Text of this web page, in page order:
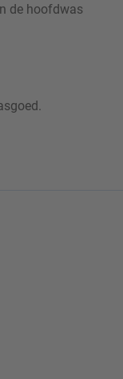
de hoofdwas